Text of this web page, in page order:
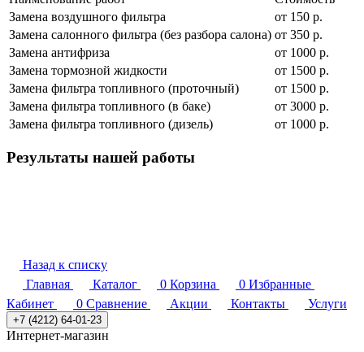
Замена воздушного фильтра
от 150 р.
Замена салонного фильтра (без разбора салона) от 350 р.
Замена антифриза
от 1000 р.
Замена тормозной жидкости
от 1500 р.
Замена фильтра топливного (проточный)
от 1500 р.
Замена фильтра топливного (в баке)
от 3000 р.
Замена фильтра топливного (дизель)
от 1000 р.
Результаты нашей работы
Назад к списку
Главная
Каталог 0 Корзина 0 Избранные
Кабинет
0 Сравнение Акции Контакты Услуги
+7 (4212) 64-01-23
Интернет-магазин